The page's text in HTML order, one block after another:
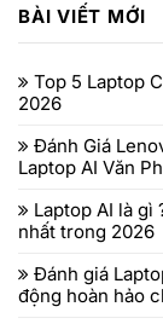
BÀI VIẾT MỚI
Top 5 Laptop
2026
Đánh Giá
Laptop AI Văn
Laptop AI là gì
nhất trong 2026
Đánh giá
động hoàn hảo